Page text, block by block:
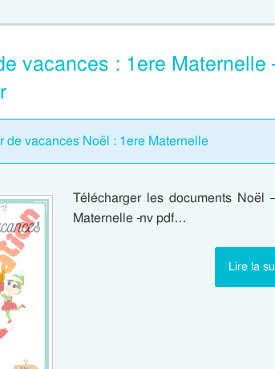
vacances : 1ere
de vacances Noël : 1ere Maternelle
Télécharger les documents
Maternelle -nv pdf…
Lire la